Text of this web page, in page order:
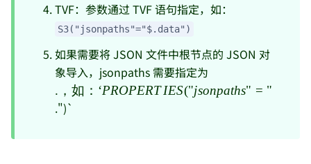
TVF：参数通过 TVF 语句指定，如：
S3("jsonpaths"="$.data")
如果需要将 JSON 文件中根节点的 JSON 对
象导入，jsonpaths 需要指定为
. ，如： ‘PROPERTIES("jsonpaths" = "
.")`